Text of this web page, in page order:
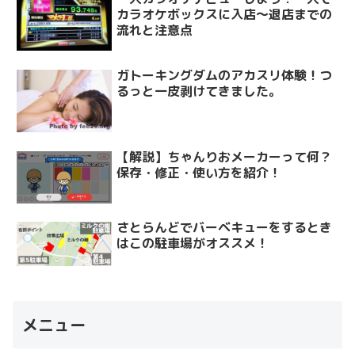
カラオケボックスに入店～退店までの
流れと注意点
ガトーキングダムのアカスリ体験！つ
るっと一皮剥けてきました。
【解説】ちゃんりおメーカーって何？
保存・修正・使い方を紹介！
さとらんどでバーベキューをするとき
はこの駐車場がオススメ！
メニュー